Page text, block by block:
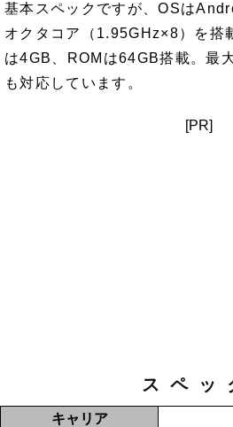
基本スペックですが、OSは
オクタコア（1.95GHz×8）を搭
は4GB、ROMは64GB搭載。最
も対応しています。
[PR]
スペッ
キャリア